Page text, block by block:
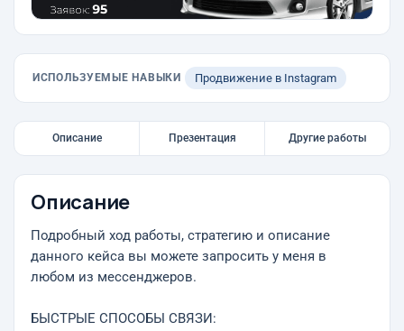
ИСПОЛЬЗУЕМЫЕ НАВЫКИ Продвижение в Instagram
Описание Презентация Другие работы
Описание
Подробный ход работы, стратегию и описание
данного кейса вы можете запросить у меня в
любом из мессенджеров.
БЫСТРЫЕ СПОСОБЫ СВЯЗИ: